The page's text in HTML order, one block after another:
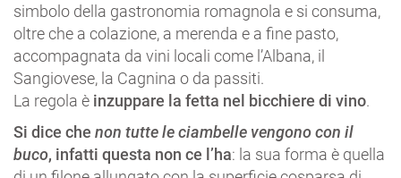
simbolo della gastronomia romagnola e si consuma,
oltre che a colazione, a merenda e a fine pasto,
accompagnata da vini locali come l’Albana, il
Sangiovese, la Cagnina o da passiti.
La regola è inzuppare la fetta nel bicchiere di vino.
Si dice che non tutte le ciambelle vengono con il
buco, infatti questa non ce l’ha: la sua forma è quella